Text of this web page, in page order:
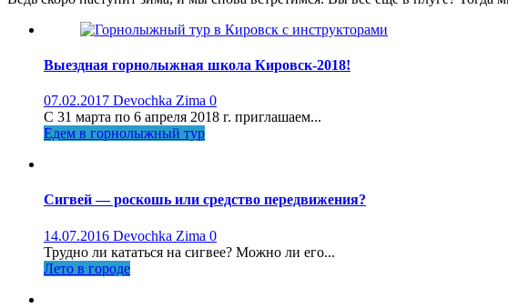
Выездная горнолыжная школа Кировск-2018!
07.02.2017 Devochka Zima 0
С 31 марта по 6 апреля 2018 г. приглашаем...
Едем в горнолыжный тур
Сигвей — роскошь или средство передвижения?
14.07.2016 Devochka Zima 0
Трудно ли кататься на сигвее? Можно ли его...
Лето в городе